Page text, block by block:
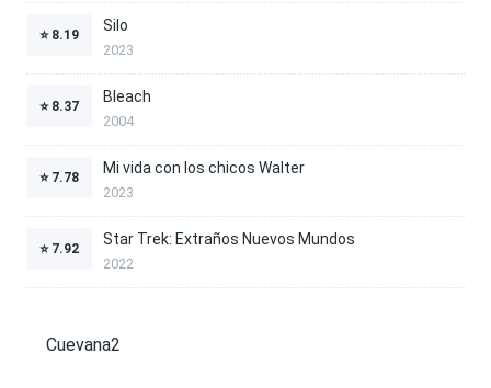
⭐ 8.19
Silo
2023
⭐ 8.37
Bleach
2004
⭐ 7.78
Mi vida con los chicos Walter
2023
⭐ 7.92
Star Trek: Extraños Nuevos Mundos
2022
Cuevana2